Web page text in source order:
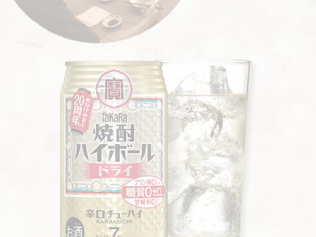
【江東区「水戸屋」】
昭和が色濃く残る東京下町の商店
【神戸「永井酒店」】家庭的な料理をつまみに“昼から
飲み”できる！やさしさと人情が溢れる神戸・長田区の
角打ち
【大阪府「橋本酒店」】新大阪駅すぐの老舗角打ち 「お
母さんの笑顔と優しさがご褒美やね」
【神奈川「柏木商店」】
軍港都市・横須賀の老舗角打
ち 店裏の扉を開けた先にあるパラダイス
【新宿区「もちだ酒店」】「この店の灯は僕が守る」と早
【一之江「大衆酒場カネス」】ひと手間かけた焼酎ハイ
ボールと懐かしい昭和の空気に酔いしれる
で67年間飲み継がれる「焼酎ハイボール」
【平井「豊田屋」】北風が吹くと恋しくなる「大衆酒場」
旨み満載の絶品鍋には誰も抗えない
【四ツ木「ゑびす」】毎日でも通いたい正統派「大衆酒
場」ズラリ魅惑の酒肴に目移り必至！
【金町「大力酒蔵」】下町の路地裏で愛され続けて半世
紀 ホルモン焼きとの相性は「完璧」
【八広「亀屋」】70年間受け継がれる「特製の一杯」秘
長居は無用
常連さんでもだいたい1時間くらいでサクッと帰ります。
お店は、一杯だけで長居をしたり、泥酔するところではあ
りません。
後からお客さんが来てお店が満員になったら、適当に切
りあげましょう。譲り合いの精神も下町酒場の特徴です。
メモやカメラ撮影は無粋です
お店はせっかくのみんなの憩いの
場。メモやカメラは雰囲気を台無
しにしてしまいます。